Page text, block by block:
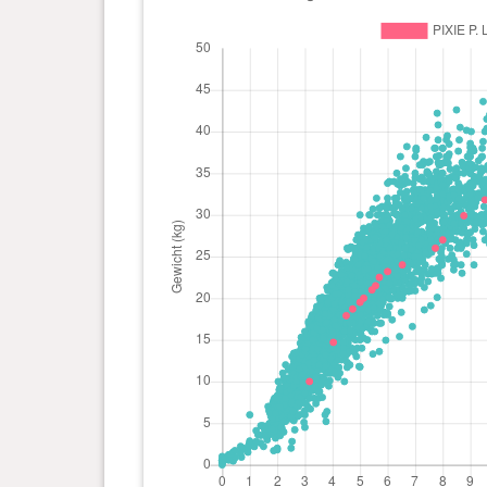
Tag(e)
23.2 kg
0 Jahr(e), 5 Monat(e) und 21
Tag(e)
22.5 kg
0 Jahr(e), 5 Monat(e) und 17
Tag(e)
0 Jahr(e), 5 Monat(e) und 13
Tag(e)